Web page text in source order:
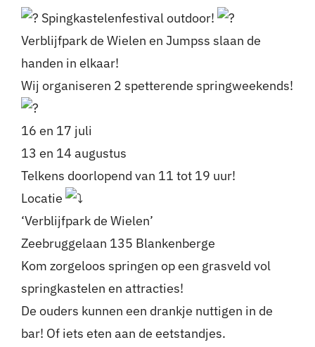
Spingkastelenfestival outdoor!
Verblijfpark de Wielen en Jumpss slaan de
handen in elkaar!
Wij organiseren 2 spetterende springweekends!
16 en 17 juli
13 en 14 augustus
Telkens doorlopend van 11 tot 19 uur!
Locatie
‘Verblijfpark de Wielen’
Zeebruggelaan 135 Blankenberge
Kom zorgeloos springen op een grasveld vol
springkastelen en attracties!
De ouders kunnen een drankje nuttigen in de
bar! Of iets eten aan de eetstandjes.